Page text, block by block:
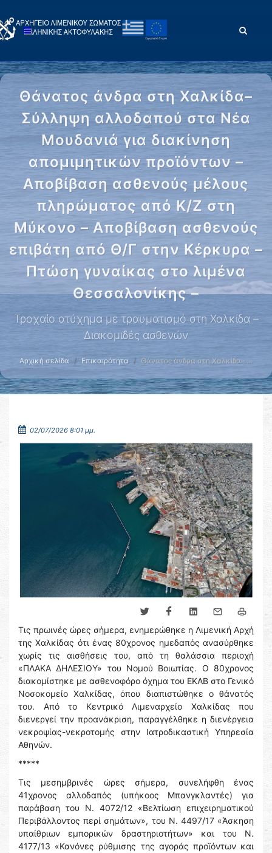
Θάνατος άνδρα στη Χαλκίδα–
Σύλληψη αλλοδαπού στα Νέα
Μουδανιά για διακίνηση
απομιμητικών προϊόντων –
Αποβίβαση ασθενούς μέλους
πληρώματος από Κ/Ζ στη
Μύκονο – Αποβίβαση ασθενούς
επιβάτη από Θ/Γ στην Κέρκυρα –
Πτώση γυναίκας στο λιμένα
Θεσσαλονίκης –
Τροχαίο ατύχημα με τραυματισμό στη Χαλκίδα –
Διακομιδές ασθενών
Αρχική σελίδα Επικαιρότητα Θάνατος άνδρα στη Χαλκίδα– …
02/07/2026 8:01 μμ.
Τις πρωινές ώρες σήμερα, ενημερώθηκε η Λιμενική Αρχή
της Χαλκίδας ότι ένας 80χρονος ημεδαπός ανασύρθηκε
χωρίς τις αισθήσεις του, από τη θαλάσσια περιοχή
«ΠΛΑΚΑ ΔΗΛΕΣΙΟΥ» του Νομού Βοιωτίας. Ο 80χρονος
διακομίστηκε με ασθενοφόρο όχημα του ΕΚΑΒ στο Γενικό
Νοσοκομείο Χαλκίδας, όπου διαπιστώθηκε ο θάνατός
του. Από το Κεντρικό Λιμεναρχείο Χαλκίδας που
διενεργεί την προανάκριση, παραγγέλθηκε η διενέργεια
νεκροψίας-νεκροτομής στην Ιατροδικαστική Υπηρεσία
Αθηνών.
*****
Τις μεσημβρινές ώρες σήμερα, συνελήφθη ένας
41χρονος αλλοδαπός (υπήκοος Μπανγκλαντές) για
παράβαση του Ν. 4072/12 «Βελτίωση επιχειρηματικού
Περιβάλλοντος περί σημάτων», του Ν. 4497/17 «Άσκηση
υπαίθριων εμπορικών δραστηριοτήτων» και του Ν.
4177/13 «Κανόνες ρύθμισης της αγοράς προϊόντων και